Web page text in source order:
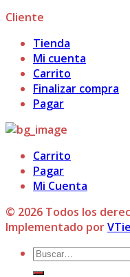
Cliente
Tienda
Mi cuenta
Carrito
Finalizar compra
Pagar
Carrito
Pagar
Mi Cuenta
© 2026 Todos los
Implementado por
Buscar
por: